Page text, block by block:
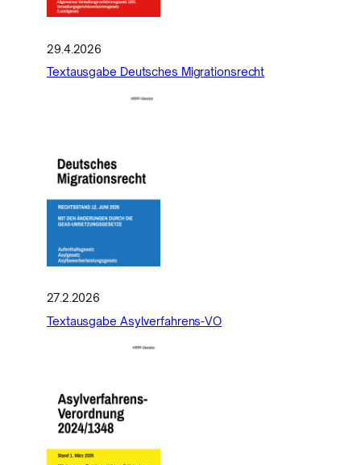
29.4.2026
Textausgabe Deutsches Migrationsrecht
27.2.2026
Textausgabe Asylverfahrens-VO